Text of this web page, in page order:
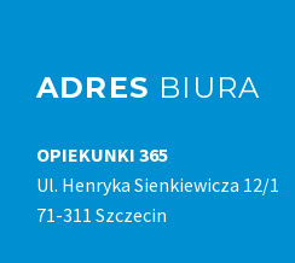
ADRES BIURA
OPIEKUNKI 365
Ul. Henryka Sienkiewicza 12/1
71-311 Szczecin